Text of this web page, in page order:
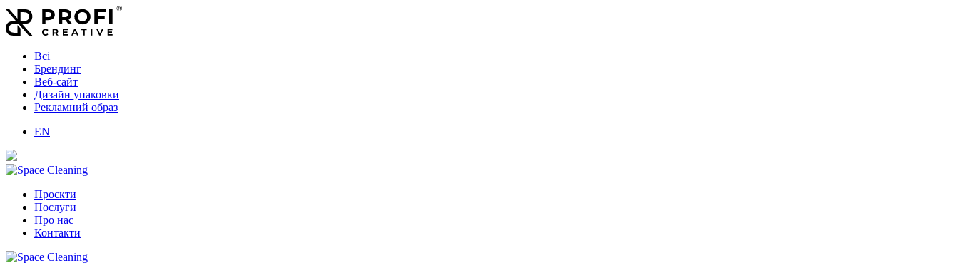
Всі
Брендинг
Веб-сайт
Дизайн упаковки
Рекламний образ
EN
Проєкти
Послуги
Про нас
Контакти